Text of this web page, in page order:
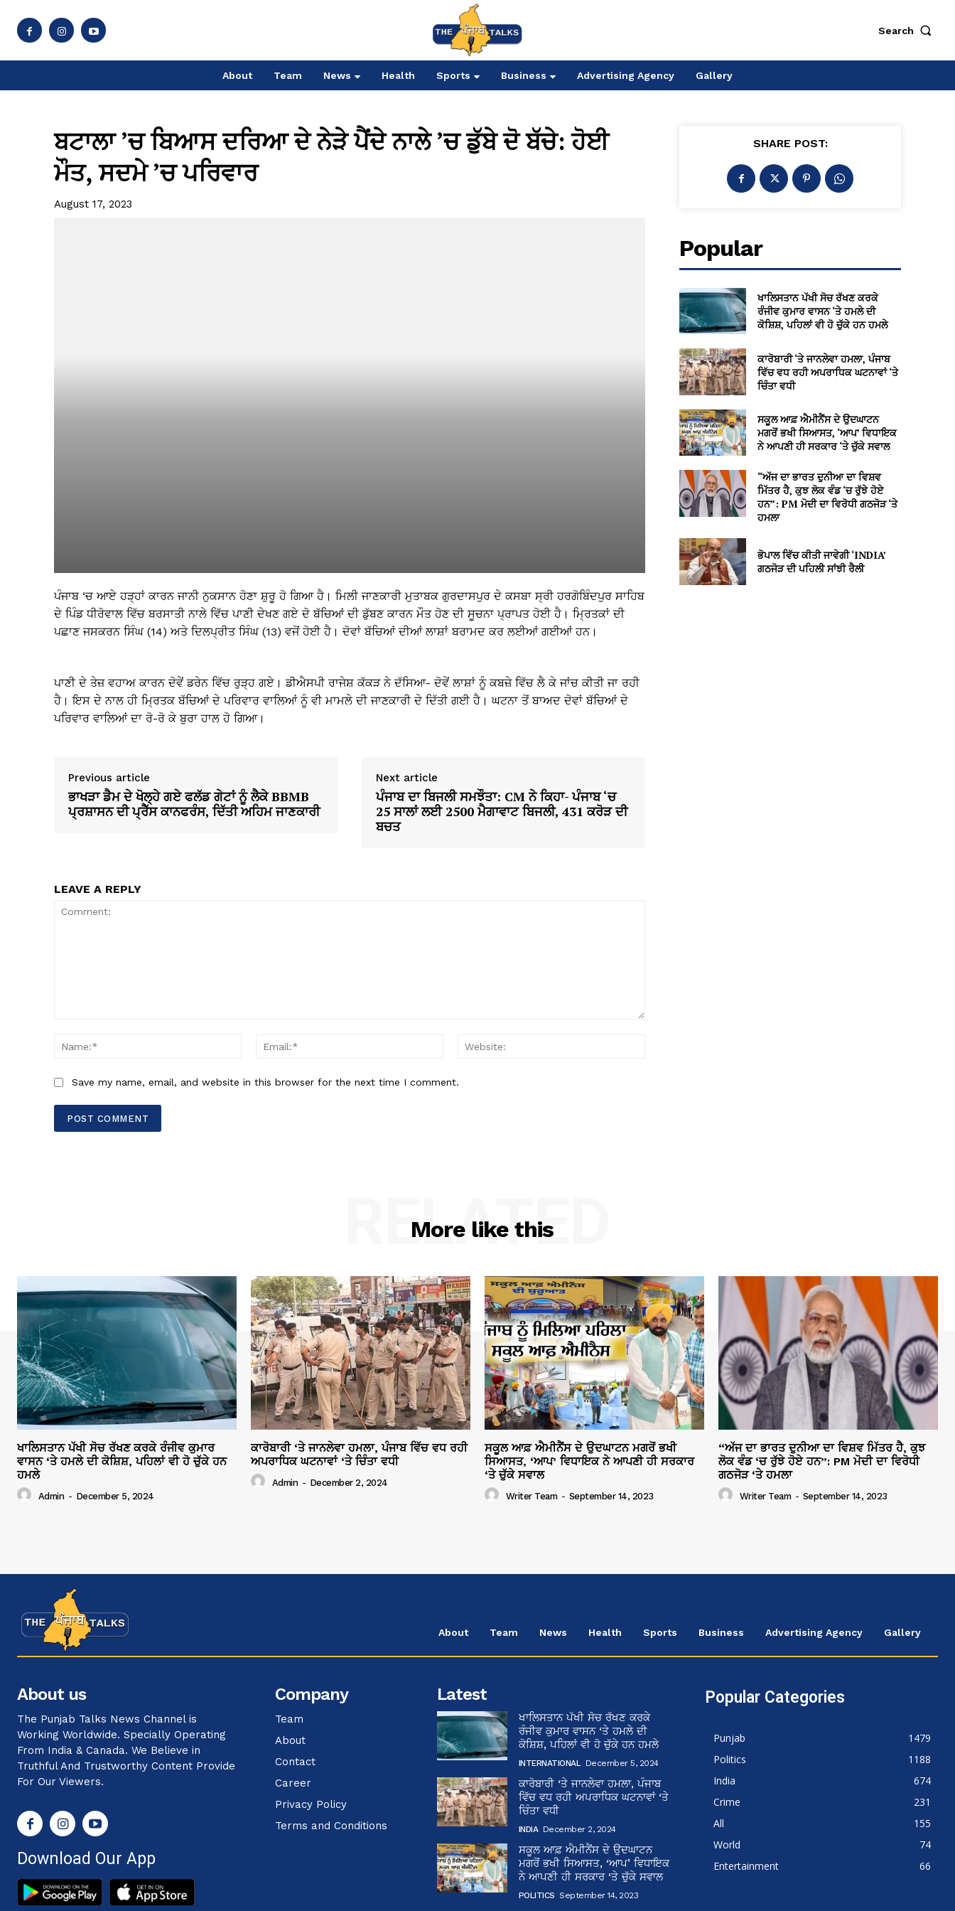
Search
About Team News Health Sports Business Advertising Agency Gallery
ਬਟਾਲਾ ’ਚ ਬਿਆਸ ਦਰਿਆ ਦੇ ਨੇੜੇ ਪੈਂਦੇ ਨਾਲੇ ’ਚ ਡੁੱਬੇ ਦੋ ਬੱਚੇ: ਹੋਈ
ਮੌਤ, ਸਦਮੇ ’ਚ ਪਰਿਵਾਰ
August 17, 2023
ਪੰਜਾਬ ‘ਚ ਆਏ ਹੜ੍ਹਾਂ ਕਾਰਨ ਜਾਨੀ ਨੁਕਸਾਨ ਹੋਣਾ ਸ਼ੁਰੂ ਹੋ ਗਿਆ ਹੈ। ਮਿਲੀ ਜਾਣਕਾਰੀ ਮੁਤਾਬਕ ਗੁਰਦਾਸਪੁਰ ਦੇ ਕਸਬਾ ਸ੍ਰੀ ਹਰਗੋਬਿੰਦਪੁਰ ਸਾਹਿਬ
ਦੇ ਪਿੰਡ ਧੀਰੋਵਾਲ ਵਿੱਚ ਬਰਸਾਤੀ ਨਾਲੇ ਵਿੱਚ ਪਾਣੀ ਦੇਖਣ ਗਏ ਦੋ ਬੱਚਿਆਂ ਦੀ ਡੁੱਬਣ ਕਾਰਨ ਮੌਤ ਹੋਣ ਦੀ ਸੂਚਨਾ ਪ੍ਰਾਪਤ ਹੋਈ ਹੈ। ਮ੍ਰਿਤਕਾਂ ਦੀ
ਪਛਾਣ ਜਸਕਰਨ ਸਿੰਘ (14) ਅਤੇ ਦਿਲਪ੍ਰੀਤ ਸਿੰਘ (13) ਵਜੋਂ ਹੋਈ ਹੈ। ਦੋਵਾਂ ਬੱਚਿਆਂ ਦੀਆਂ ਲਾਸ਼ਾਂ ਬਰਾਮਦ ਕਰ ਲਈਆਂ ਗਈਆਂ ਹਨ।
ਪਾਣੀ ਦੇ ਤੇਜ਼ ਵਹਾਅ ਕਾਰਨ ਦੋਵੇਂ ਡਰੇਨ ਵਿੱਚ ਰੁੜ੍ਹ ਗਏ। ਡੀਐਸਪੀ ਰਾਜੇਸ਼ ਕੱਕੜ ਨੇ ਦੱਸਿਆ- ਦੋਵੇਂ ਲਾਸ਼ਾਂ ਨੂੰ ਕਬਜ਼ੇ ਵਿੱਚ ਲੈ ਕੇ ਜਾਂਚ ਕੀਤੀ ਜਾ ਰਹੀ
ਹੈ। ਇਸ ਦੇ ਨਾਲ ਹੀ ਮ੍ਰਿਤਕ ਬੱਚਿਆਂ ਦੇ ਪਰਿਵਾਰ ਵਾਲਿਆਂ ਨੂੰ ਵੀ ਮਾਮਲੇ ਦੀ ਜਾਣਕਾਰੀ ਦੇ ਦਿੱਤੀ ਗਈ ਹੈ। ਘਟਨਾ ਤੋਂ ਬਾਅਦ ਦੋਵਾਂ ਬੱਚਿਆਂ ਦੇ
ਪਰਿਵਾਰ ਵਾਲਿਆਂ ਦਾ ਰੋ-ਰੋ ਕੇ ਬੁਰਾ ਹਾਲ ਹੋ ਗਿਆ।
Previous article
ਭਾਖੜਾ ਡੈਮ ਦੇ ਖੋਲ੍ਹੇ ਗਏ ਫਲੱਡ ਗੇਟਾਂ ਨੂੰ ਲੈਕੇ BBMB
ਪ੍ਰਸ਼ਾਸਨ ਦੀ ਪ੍ਰੈੱਸ ਕਾਨਫਰੰਸ, ਦਿੱਤੀ ਅਹਿਮ ਜਾਣਕਾਰੀ
Next article
ਪੰਜਾਬ ਦਾ ਬਿਜਲੀ ਸਮਝੌਤਾ: CM ਨੇ ਕਿਹਾ- ਪੰਜਾਬ ‘ਚ
25 ਸਾਲਾਂ ਲਈ 2500 ਮੈਗਾਵਾਟ ਬਿਜਲੀ, 431 ਕਰੋੜ ਦੀ
ਬਚਤ
LEAVE A REPLY
Name:*
Email:*
Save my name, email, and website in this browser for the next time I comment.
SHARE POST:
Popular
ਖਾਲਿਸਤਾਨ ਪੱਖੀ ਸੋਚ ਰੱਖਣ ਕਰਕੇ
ਰੰਜੀਵ ਕੁਮਾਰ ਵਾਸਨ ‘ਤੇ ਹਮਲੇ ਦੀ
ਕੋਸ਼ਿਸ਼, ਪਹਿਲਾਂ ਵੀ ਹੋ ਚੁੱਕੇ ਹਨ ਹਮਲੇ
ਕਾਰੋਬਾਰੀ ‘ਤੇ ਜਾਨਲੇਵਾ ਹਮਲਾ, ਪੰਜਾਬ
ਵਿੱਚ ਵਧ ਰਹੀ ਅਪਰਾਧਿਕ ਘਟਨਾਵਾਂ ‘ਤੇ
ਚਿੰਤਾ ਵਧੀ
ਸਕੂਲ ਆਫ਼ ਐਮੀਨੈਂਸ ਦੇ ਉਦਘਾਟਨ
ਮਗਰੋਂ ਭਖੀ ਸਿਆਸਤ, ‘ਆਪ’ ਵਿਧਾਇਕ
ਨੇ ਆਪਣੀ ਹੀ ਸਰਕਾਰ ‘ਤੇ ਚੁੱਕੇ ਸਵਾਲ
“ਅੱਜ ਦਾ ਭਾਰਤ ਦੁਨੀਆ ਦਾ ਵਿਸ਼ਵ
ਮਿੱਤਰ ਹੈ, ਕੁਝ ਲੋਕ ਵੰਡ ‘ਚ ਰੁੱਝੇ ਹੋਏ
ਹਨ”: PM ਮੋਦੀ ਦਾ ਵਿਰੋਧੀ ਗਠਜੋੜ ‘ਤੇ
ਹਮਲਾ
ਭੋਪਾਲ ਵਿੱਚ ਕੀਤੀ ਜਾਵੇਗੀ ‘INDIA’
ਗਠਜੋੜ ਦੀ ਪਹਿਲੀ ਸਾਂਝੀ ਰੈਲੀ
More like this
RELATED
ਖਾਲਿਸਤਾਨ ਪੱਖੀ ਸੋਚ ਰੱਖਣ ਕਰਕੇ ਰੰਜੀਵ ਕੁਮਾਰ
ਵਾਸਨ ‘ਤੇ ਹਮਲੇ ਦੀ ਕੋਸ਼ਿਸ਼, ਪਹਿਲਾਂ ਵੀ ਹੋ ਚੁੱਕੇ ਹਨ
ਹਮਲੇ
Admin - December 5, 2024
ਕਾਰੋਬਾਰੀ ‘ਤੇ ਜਾਨਲੇਵਾ ਹਮਲਾ, ਪੰਜਾਬ ਵਿੱਚ ਵਧ ਰਹੀ
ਅਪਰਾਧਿਕ ਘਟਨਾਵਾਂ ‘ਤੇ ਚਿੰਤਾ ਵਧੀ
Admin - December 2, 2024
ਸਕੂਲ ਆਫ਼ ਐਮੀਨੈਂਸ ਦੇ ਉਦਘਾਟਨ ਮਗਰੋਂ ਭਖੀ
ਸਿਆਸਤ, ‘ਆਪ’ ਵਿਧਾਇਕ ਨੇ ਆਪਣੀ ਹੀ ਸਰਕਾਰ
‘ਤੇ ਚੁੱਕੇ ਸਵਾਲ
Writer Team - September 14, 2023
“ਅੱਜ ਦਾ ਭਾਰਤ ਦੁਨੀਆ ਦਾ ਵਿਸ਼ਵ ਮਿੱਤਰ ਹੈ, ਕੁਝ
ਲੋਕ ਵੰਡ ‘ਚ ਰੁੱਝੇ ਹੋਏ ਹਨ”: PM ਮੋਦੀ ਦਾ ਵਿਰੋਧੀ
ਗਠਜੋੜ ‘ਤੇ ਹਮਲਾ
Writer Team - September 14, 2023
About Team News Health Sports Business Advertising Agency Gallery
About us
The Punjab Talks News Channel is
Working Worldwide. Specially Operating
From India & Canada. We Believe in
Truthful And Trustworthy Content Provide
For Our Viewers.
Download Our App
Company
Team
About
Contact
Career
Privacy Policy
Terms and Conditions
Latest
ਖਾਲਿਸਤਾਨ ਪੱਖੀ ਸੋਚ ਰੱਖਣ ਕਰਕੇ
ਰੰਜੀਵ ਕੁਮਾਰ ਵਾਸਨ ‘ਤੇ ਹਮਲੇ ਦੀ
ਕੋਸ਼ਿਸ਼, ਪਹਿਲਾਂ ਵੀ ਹੋ ਚੁੱਕੇ ਹਨ ਹਮਲੇ
INTERNATIONAL December 5, 2024
ਕਾਰੋਬਾਰੀ ‘ਤੇ ਜਾਨਲੇਵਾ ਹਮਲਾ, ਪੰਜਾਬ
ਵਿੱਚ ਵਧ ਰਹੀ ਅਪਰਾਧਿਕ ਘਟਨਾਵਾਂ ‘ਤੇ
ਚਿੰਤਾ ਵਧੀ
INDIA December 2, 2024
ਸਕੂਲ ਆਫ਼ ਐਮੀਨੈਂਸ ਦੇ ਉਦਘਾਟਨ
ਮਗਰੋਂ ਭਖੀ ਸਿਆਸਤ, ‘ਆਪ’ ਵਿਧਾਇਕ
ਨੇ ਆਪਣੀ ਹੀ ਸਰਕਾਰ ‘ਤੇ ਚੁੱਕੇ ਸਵਾਲ
POLITICS September 14, 2023
Popular Categories
Punjab
1479
Politics
1188
India
674
Crime
231
All
155
World
74
Entertainment
66